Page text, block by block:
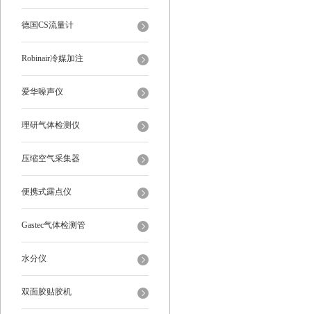
德国CS流量计
Robinair冷媒加注
爱华噪声仪
理研气体检测仪
压缩空气采集器
便携式露点仪
Gastec气体检测管
水分仪
双面胶贴胶机